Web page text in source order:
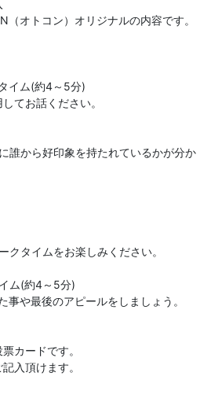
オトコン）オリジナルの内容です。
イム(約4～5分)
てお話ください。
誰から好印象を持たれているかが分か
クタイムをお楽しみください。
ム(約4～5分)
事や最後のアピールをしましょう。
カードです。
入頂けます。